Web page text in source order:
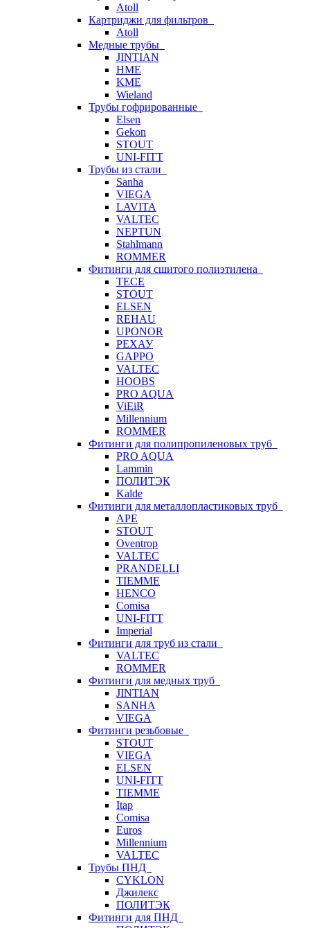
Atoll
Картриджи для фильтров
Atoll
Медные трубы
JINTIAN
HME
KME
Wieland
Трубы гофрированные
Elsen
Gekon
STOUT
UNI-FITT
Трубы из стали
Sanha
VIEGA
LAVITA
VALTEC
NEPTUN
Stahlmann
ROMMER
Фитинги для сшитого полиэтилена
TECE
STOUT
ELSEN
REHAU
UPONOR
РЕХАУ
GAPPO
VALTEC
HOOBS
PRO AQUA
ViEiR
Millennium
ROMMER
Фитинги для полипропиленовых труб
PRO AQUA
Lammin
ПОЛИТЭК
Kalde
Фитинги для металлопластиковых труб
APE
STOUT
Oventrop
VALTEC
PRANDELLI
TIEMME
HENCO
Comisa
UNI-FITT
Imperial
Фитинги для труб из стали
VALTEC
ROMMER
Фитинги для медных труб
JINTIAN
SANHA
VIEGA
Фитинги резьбовые
STOUT
VIEGA
ELSEN
UNI-FITT
TIEMME
Itap
Comisa
Euros
Millennium
VALTEC
Трубы ПНД
CYKLON
Джилекс
ПОЛИТЭК
Фитинги для ПНД